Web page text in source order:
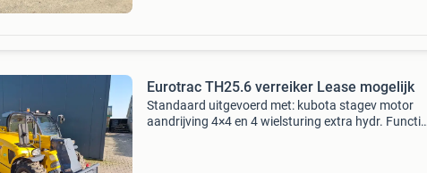
Eurotrac TH25.6 verreiker Lease mogelijk
Standaard uitgevoerd met: kubota stagev motor
aandrijving 4×4 en 4 wielsturing extra hydr. Functie